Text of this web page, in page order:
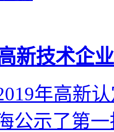
新技术企
年高新
公示了第